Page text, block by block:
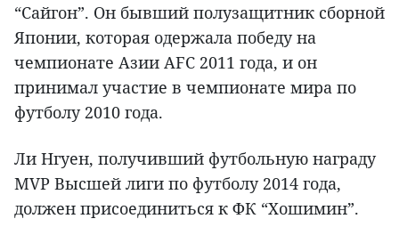
“Сайгон”. Он бывший полузащитник сборной
Японии, которая одержала победу на
чемпионате Азии AFC 2011 года, и он
принимал участие в чемпионате мира по
футболу 2010 года.
Ли Нгуен, получивший футбольную награду
MVP Высшей лиги по футболу 2014 года,
должен присоединиться к ФК “Хошимин”.